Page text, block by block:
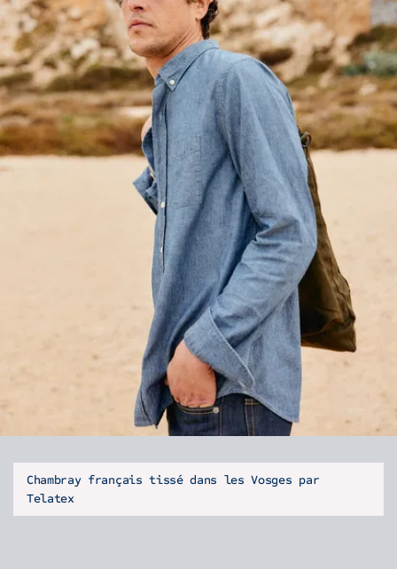
Chambray français tissé dans les Vosges par
Telatex